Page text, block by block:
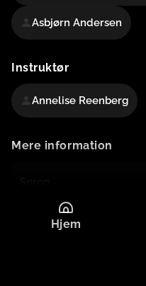
Asbjørn Andersen
Instruktør
Annelise Reenberg
Mere information
Originaltitel
FormatHjem